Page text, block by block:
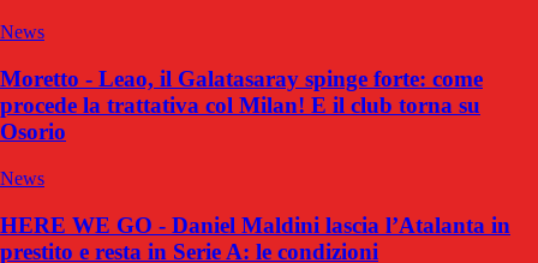
News
Moretto - Leao, il Galatasaray spinge forte: come
procede la trattativa col Milan! E il club torna su
Osorio
News
HERE WE GO - Daniel Maldini lascia l’Atalanta in
prestito e resta in Serie A: le condizioni